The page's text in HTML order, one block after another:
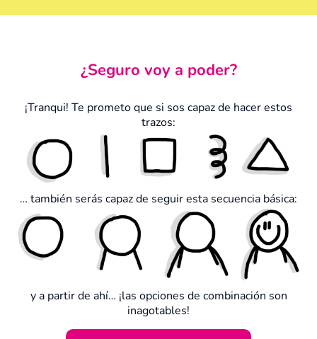
¿Seguro voy a poder?
¡Tranqui! Te prometo que si sos capaz de hacer estos
trazos:
… también serás capaz de seguir esta secuencia básica:
y a partir de ahí… ¡las opciones de combinación son
inagotables!